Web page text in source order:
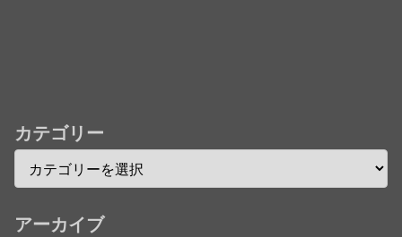
【しばらく固定記事です】
★【ワートリ】風間隊3人≒忍田単騎くらいのイメー
Powered by livedoor 相互RSS
カテゴリー
アーカイブ